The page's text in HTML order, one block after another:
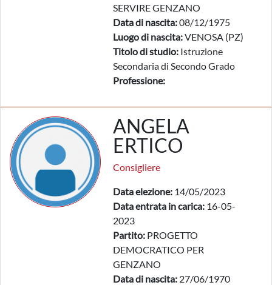
SERVIRE GENZANO
Data di nascita:08/12/1975
Luogo di nascita:VENOSA (PZ)
Titolo di studio: Istruzione
Secondaria di Secondo Grado
Professione:
ANGELA
ERTICO
Consigliere
Data elezione: 14/05/2023
Data entrata in carica: 16-05-
2023
Partito: PROGETTO
DEMOCRATICO PER
GENZANO
Data di nascita: 27/06/1970